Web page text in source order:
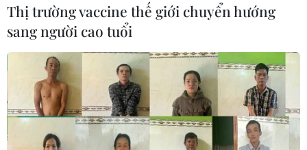
Thị trường vaccine thế giới chuyển hướng
sang người cao tuổi